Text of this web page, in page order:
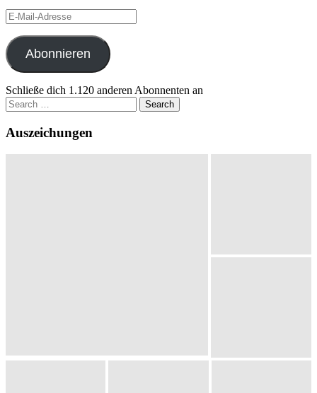
E-
Mail-
Adresse
Abonnieren
Schließe dich 1.120 anderen Abonnenten an
Search
for:
Auszeichungen